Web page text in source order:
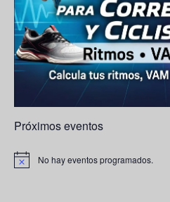
n
el
Próximos eventos
No hay eventos programados.